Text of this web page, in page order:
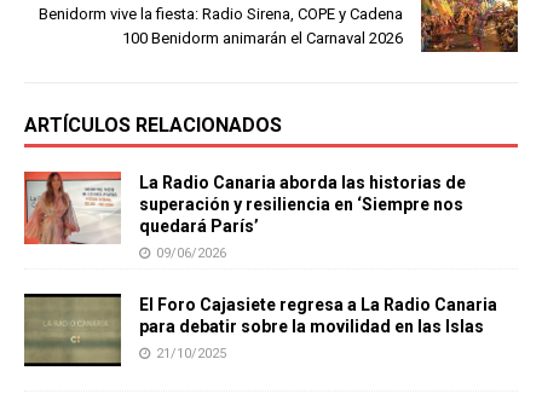
Benidorm vive la fiesta: Radio Sirena, COPE y Cadena
100 Benidorm animarán el Carnaval 2026
ARTÍCULOS RELACIONADOS
La Radio Canaria aborda las historias de
superación y resiliencia en ‘Siempre nos
quedará París’
09/06/2026
El Foro Cajasiete regresa a La Radio Canaria
para debatir sobre la movilidad en las Islas
21/10/2025